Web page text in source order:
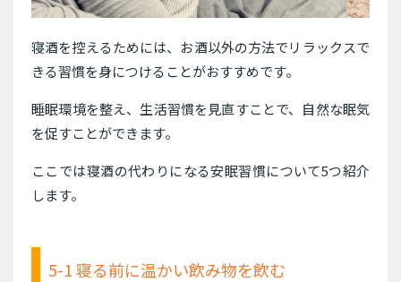
寝酒を控えるためには、お酒以外の方法でリラックスで
きる習慣を身につけることがおすすめです。
睡眠環境を整え、生活習慣を見直すことで、自然な眠気
を促すことができます。
ここでは寝酒の代わりになる安眠習慣について5つ紹介
します。
5-1 寝る前に温かい飲み物を飲む